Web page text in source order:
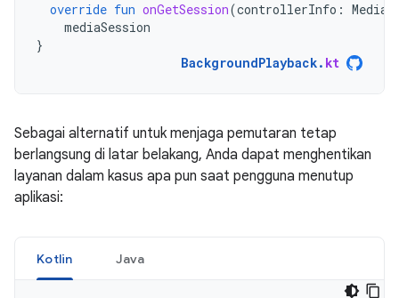
override fun onGetSession(controllerInfo :
mediaSession
}
BackgroundPlayback. kt
Sebagai alternatif untuk menjaga pemutaran tetap
berlangsung di latar belakang, Anda dapat menghentikan
layanan dalam kasus apa pun saat pengguna menutup
aplikasi:
Kotlin Java